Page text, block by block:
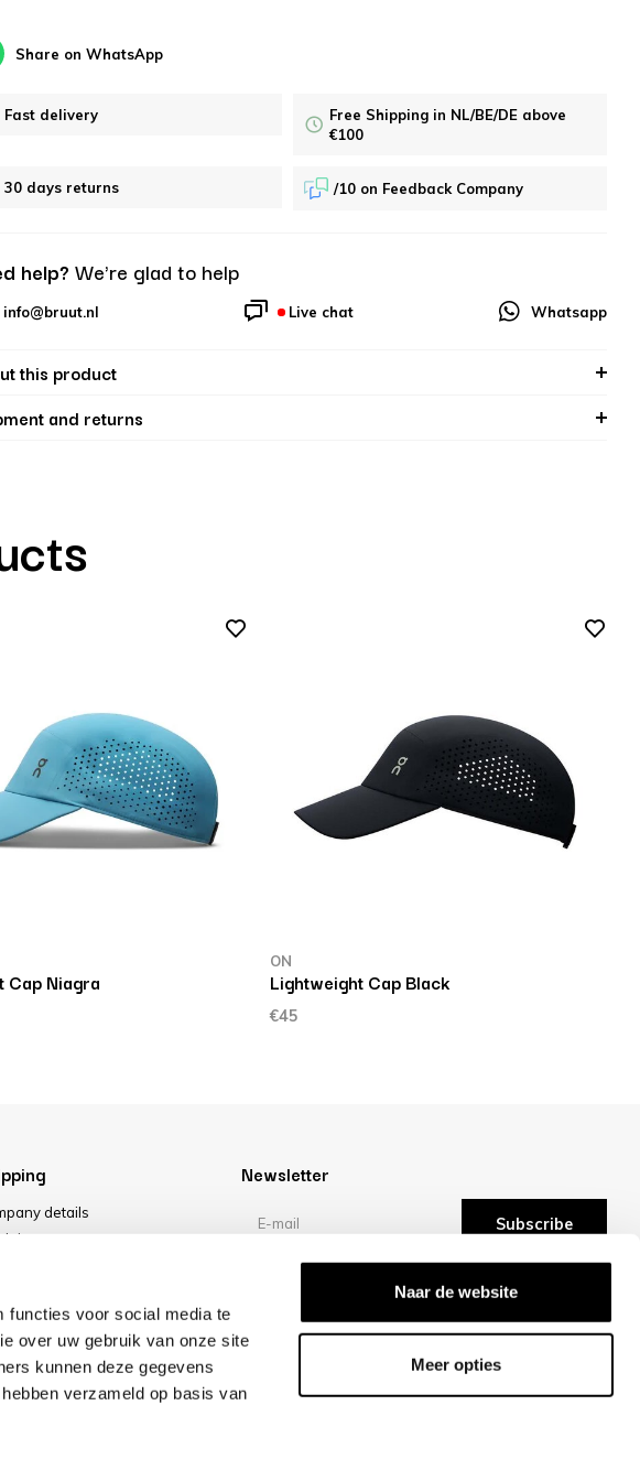
functies voor social media te
over uw gebruik van onze site
kunnen deze gegevens
verzameld op basis van
Naar de website
Meer opties
Share on WhatsApp
Fast delivery
Free Shipping in NL/BE/DE above
€100
30 days returns /10 on Feedback Company
help? We're glad to help
info@bruut.nl Live chat Whatsapp
this product
and returns
Cap Niagra
ON
Lightweight Cap Black
€45
details
Newsletter
Subscribe
/10 -